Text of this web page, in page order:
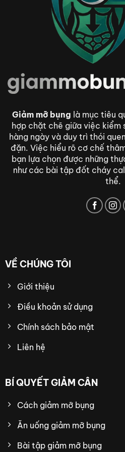
Giảm mỡ bụng là mục tiêu
hợp chặt chẽ giữa việc kiểm
hàng ngày và duy trì thói
đặn. Việc hiểu rõ cơ chế
bạn lựa chọn được những
như các bài tập đốt cháy
thể.
VỀ CHÚNG TÔI
Giới thiệu
Điều khoản sử dụng
Chính sách bảo mật
Liên hệ
BÍ QUYẾT GIẢM CÂN
Cách giảm mỡ bụng
Ăn uống giảm mỡ bụng
Bài tập giảm mỡ bụng